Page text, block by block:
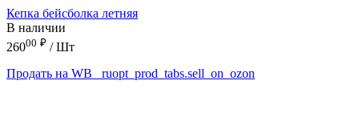
Кепка бейсболка летняя
В наличии
26000 ₽ / Шт
Продать на WB
_ruopt_prod_tabs.sell_on_ozon